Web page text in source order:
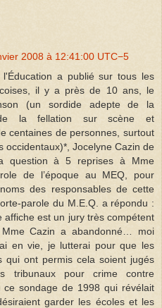
2008 à 12:41:00 UTC−5
a publié sur tous les
il y a près de 10 ans, le
(un sordide adepte de la
de la fellation sur scène et
centaines de personnes, surtout
occidentaux)*, Jocelyne Cazin de
question à 5 reprises à Mme
de l’époque au MEQ, pour
des responsables de cette
parole du M.E.Q. a répondu :
affiche est un jury très compétent
Cazin a abandonné… moi
en vie, je lutterai pour que les
qui ont permis cela soient jugés
tribunaux pour crime contre
ce sondage de 1998 qui révélait
garder les écoles et les